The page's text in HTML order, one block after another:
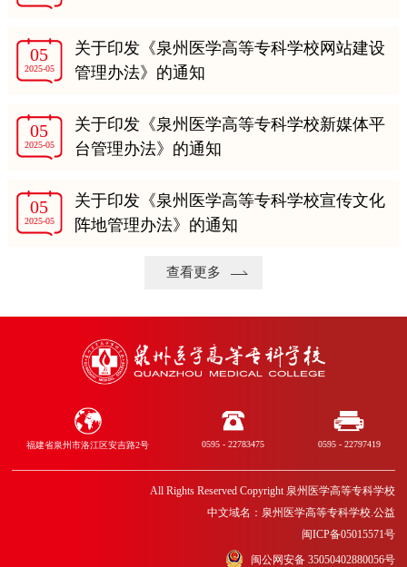
05
2025-05
关于印发《泉州医学高等专科学校网站建设
管理办法》的通知
05
2025-05
关于印发《泉州医学高等专科学校新媒体平
台管理办法》的通知
05
2025-05
关于印发《泉州医学高等专科学校宣传文化
阵地管理办法》的通知
查看更多
福建省泉州市洛江区安吉路2号 0595 - 22783475 0595 - 22797419
All Rights Reserved Copyright 泉州医学高等专科学校
中文域名：泉州医学高等专科学校.公益
闽ICP备05015571号
闽公网安备 35050402880056号